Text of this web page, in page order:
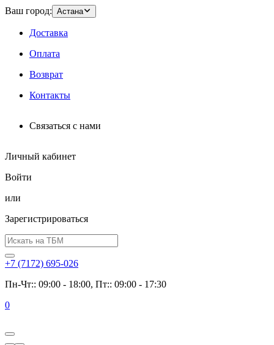
Ваш город: Астана
Доставка
Оплата
Возврат
Контакты
Связаться с нами
Личный кабинет
Войти
или
Зарегистрироваться
+7 (7172) 695-026
Пн-Чт:: 09:00 - 18:00, Пт:: 09:00 - 17:30
0